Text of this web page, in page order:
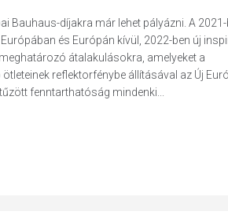
Bauhaus-díjakra már lehet pályázni. A 2021-
és Európán kívül, 2022-ben új
átalakulásokra, amelyeket a
reflektorfénybe állításával az Új
fenntarthatóság mindenki...